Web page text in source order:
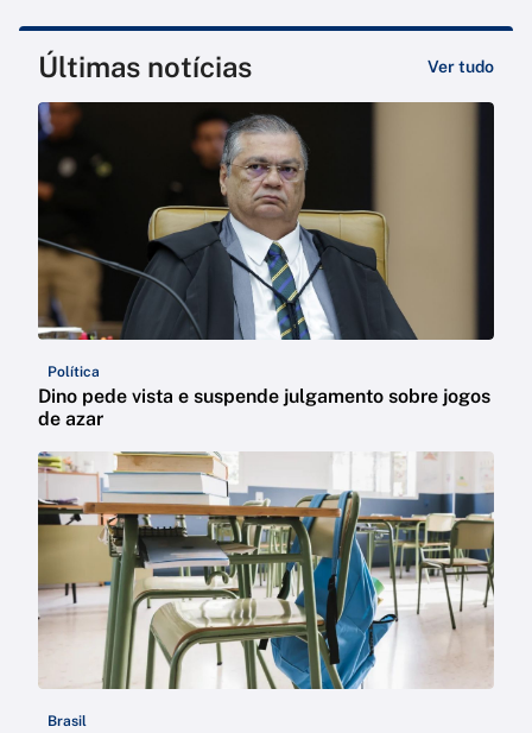
Últimas notícias Ver tudo
Política
Dino pede vista e suspende julgamento sobre jogos
de azar
Brasil